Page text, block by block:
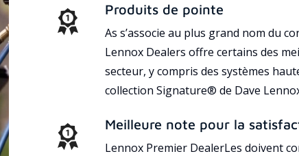
Produits de pointe
As s’associe au plus grand nom du
Lennox Dealers offre certains des
secteur, y compris des systèmes
collection Signature® de Dave
Meilleure note pour la
Lennox Premier DealerLes doivent